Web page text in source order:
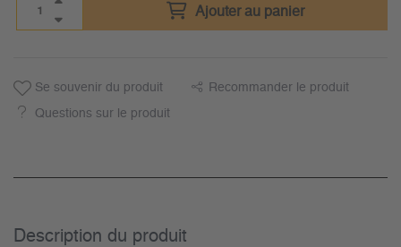
Ajouter au panier
Se souvenir du produit Recommander le produit
Questions sur le produit
Description du­ produit